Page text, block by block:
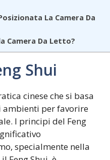
La Camera Da
Camera Da Letto?
Shui
cinese che si basa
ambienti per favorire
I principi del Feng
specialmente nella